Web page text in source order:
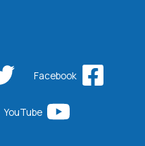
Facebook
YouTube